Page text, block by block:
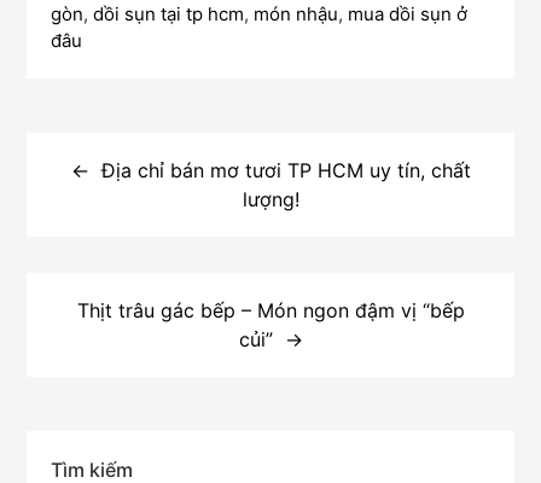
gòn,dồi sụn tại tp hcm, món nhậu, mua dồi sụn ở
đâu
hướngĐịa chỉ bán mơ tươi TP HCM uy tín, chất
lượng!
Thịt trâu gác bếp – Món ngon đậm vị “bếp
củi”
Tìm kiếm